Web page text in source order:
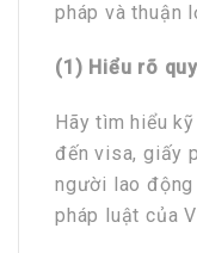
pháp và thuận
(1) Hiểu rõ
Hãy tìm hiểu
đến visa, giấy
người lao
pháp luật của